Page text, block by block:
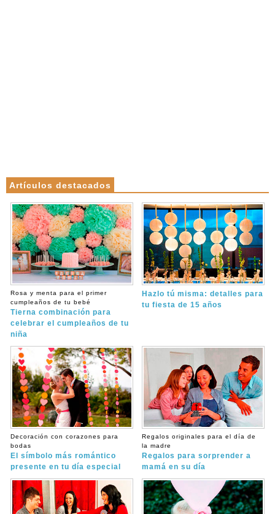
Artículos destacados
Rosa y menta para el primer
cumpleaños de tu bebé
Tierna combinación para
celebrar el cumpleaños de tu
niña
Hazlo tú misma: detalles para
tu fiesta de 15 años
Decoración con corazones para
bodas
El símbolo más romántico
presente en tu día especial
Regalos originales para el día de
la madre
Regalos para sorprender a
mamá en su día